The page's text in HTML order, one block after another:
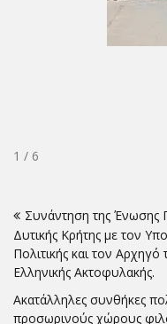
1 / 6
άρθρων
Συνάντηση της Ένωσης
Δυτικής Κρήτης με τον
Πολιτικής και τον
Ελληνικής Ακτοφυλακής.
Ακατάλληλες συνθήκες
προσωρινούς χώρους